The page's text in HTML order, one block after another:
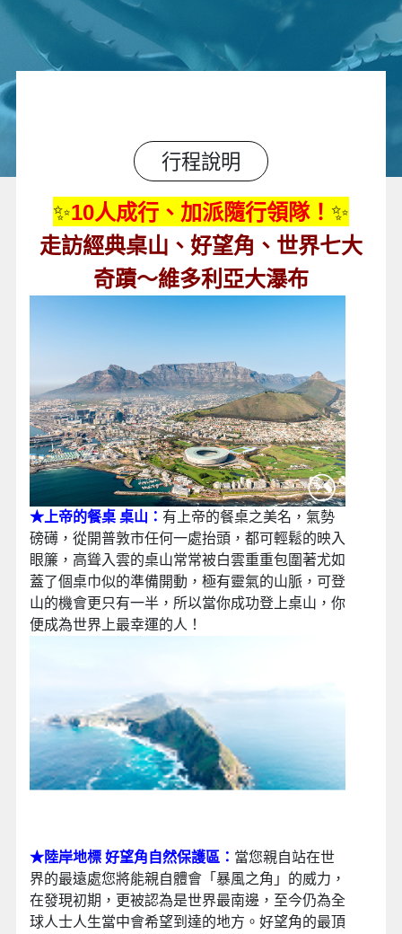
行程說明
✨10人成行、加派隨行領隊！ ✨
走訪經典桌山、好望角、世界七大
奇蹟～維多利亞大瀑布
★上帝的餐桌 桌山： 有上帝的餐桌之美名，氣勢
磅礡，從開普敦市任何一處抬頭，都可輕鬆的映入
眼簾，高聳入雲的桌山常常被白雲重重包圍著尤如
蓋了個桌巾似的準備開動，極有靈氣的山脈，可登
山的機會更只有一半，所以當你成功登上桌山，你
便成為世界上最幸運的人！
★陸岸地標 好望角自然保護區： 當您親自站在世
界的最遠處您將能親自體會「暴風之角」的威力，
在發現初期，更被認為是世界最南邊，至今仍為全
球人士人生當中會希望到達的地方。好望角的最頂